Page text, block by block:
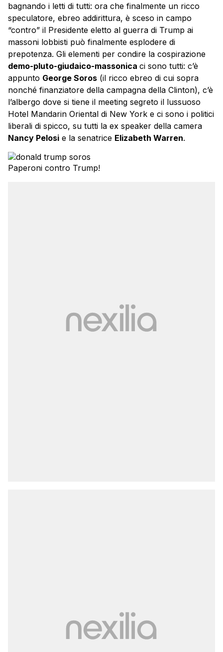
bagnando i letti di tutti: ora che finalmente un ricco
speculatore, ebreo addirittura, è sceso in campo
“contro” il Presidente eletto al guerra di Trump ai
massoni lobbisti può finalmente esplodere di
prepotenza. Gli elementi per condire la cospirazione
demo-pluto-giudaico-massonica ci sono tutti: c’è
appunto George Soros (il ricco ebreo di cui sopra
nonché finanziatore della campagna della Clinton), c’è
l’albergo dove si tiene il meeting segreto il lussuoso
Hotel Mandarin Oriental di New York e ci sono i politici
liberali di spicco, su tutti la ex speaker della camera
Nancy Pelosi e la senatrice Elizabeth Warren.
Paperoni contro Trump!